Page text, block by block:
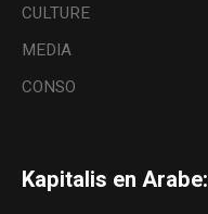
CULTURE
MEDIA
CONSO
Kapitalis en Arabe: